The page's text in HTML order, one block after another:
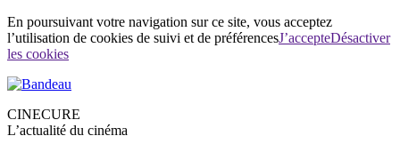
En poursuivant votre navigation sur ce site, vous acceptez
l’utilisation de cookies de suivi et de préférencesJ’accepteDésactiver
les cookies
CINECURE
L’actualité du cinéma